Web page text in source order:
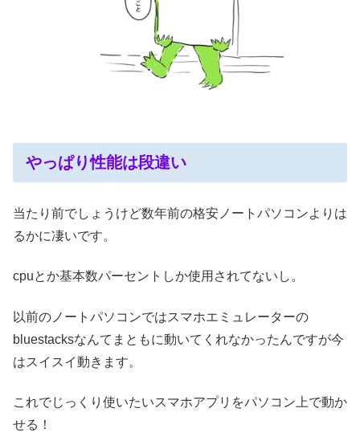
やっぱり性能は段違い
当たり前でしょうけど数年前の格安ノートパソコンよりは
るかに凄いです。
cpuとか基本数パーセントしか使用されてないし。
以前のノートパソコンではスマホエミュレーターの
bluestacksなんてまともに動いてくれなかったんですが今
はスイスイ動きます。
これでじっくり使いたいスマホアプリをパソコン上で動か
せる！